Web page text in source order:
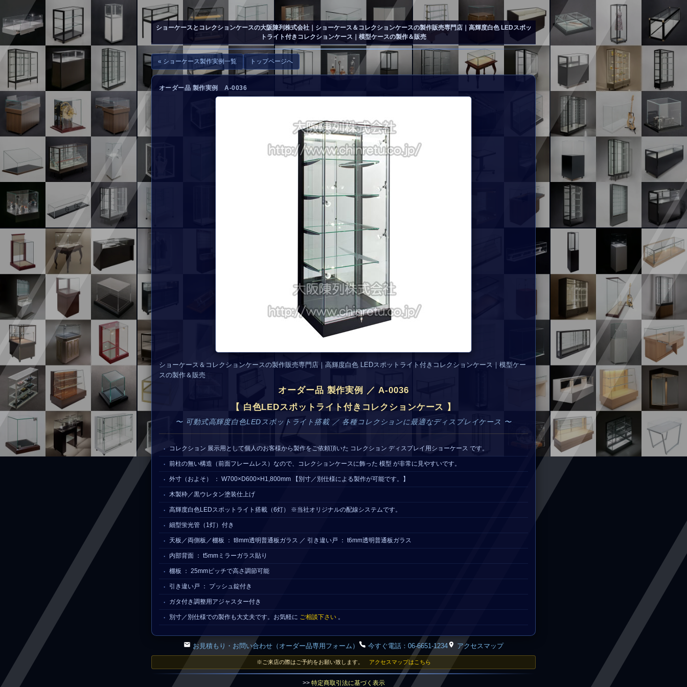
お問い合わせ
ショーケースとコレクションケースの大阪陳列株式会社｜ショーケース＆コレクションケースの製作販売専門店｜高輝度白色 LEDスポッ
トライト付きコレクションケース｜模型ケースの製作＆販売
« ショーケース製作実例一覧 トップページへ
オーダー品 製作実例 A-0036
ショーケース＆コレクションケースの製作販売専門店｜高輝度白色 LEDスポットライト付きコレクションケース｜模型ケー
スの製作＆販売
オーダー品 製作実例 ／ A-0036
【 白色LEDスポットライト付きコレクションケース 】
〜 可動式高輝度白色LEDスポットライト搭載 ／ 各種コレクションに最適なディスプレイケース 〜
コレクション 展示用として個人のお客様から製作をご依頼頂いた コレクション ディスプレイ用ショーケース です。
前柱の無い構造（前面フレームレス）なので、コレクションケースに飾った 模型 が非常に見やすいです。
外寸（およそ） ： W700×D600×H1,800mm 【別寸／別仕様による製作が可能です。】
木製枠／黒ウレタン塗装仕上げ
高輝度白色LEDスポットライト搭載（6灯） ※当社オリジナルの配線システムです。
細型蛍光管（1灯）付き
天板／両側板／棚板 ： t8mm透明普通板ガラス ／ 引き違い戸 ： t6mm透明普通板ガラス
内部背面 ： t5mmミラーガラス貼り
棚板 ： 25mmピッチで高さ調節可能
引き違い戸 ： プッシュ錠付き
ガタ付き調整用アジャスター付き
別寸／別仕様での製作も大丈夫です。お気軽に ご相談下さい 。
お見積もり・お問い合わせ（オーダー品専用フォーム） 今すぐ電話：06-6651-1234 アクセスマップ
※ご来店の際はご予約をお願い致します。 アクセスマップはこちら
>> 特定商取引法に基づく表示